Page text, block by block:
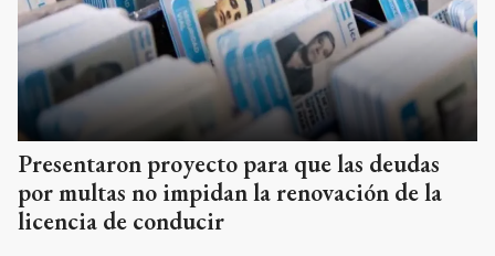
Presentaron proyecto para que las deudas
por multas no impidan la renovación de la
licencia de conducir